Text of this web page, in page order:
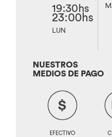
19:30hs
23:00hs
LUN
NUESTROS
MEDIOS DE PAGO
EFECTIVO